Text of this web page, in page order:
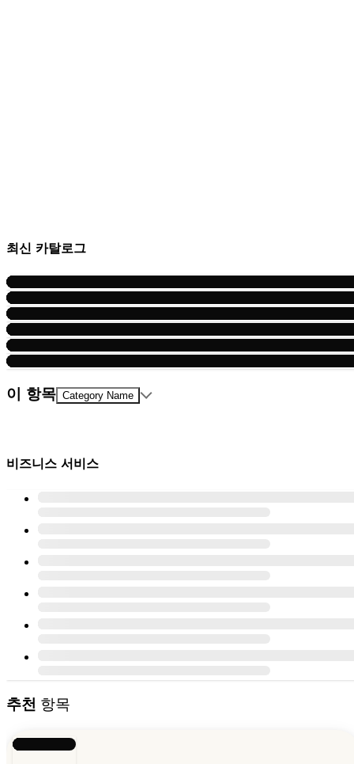
최신 카탈로그
이 항목 Category Name
비즈니스 서비스
추천 항목